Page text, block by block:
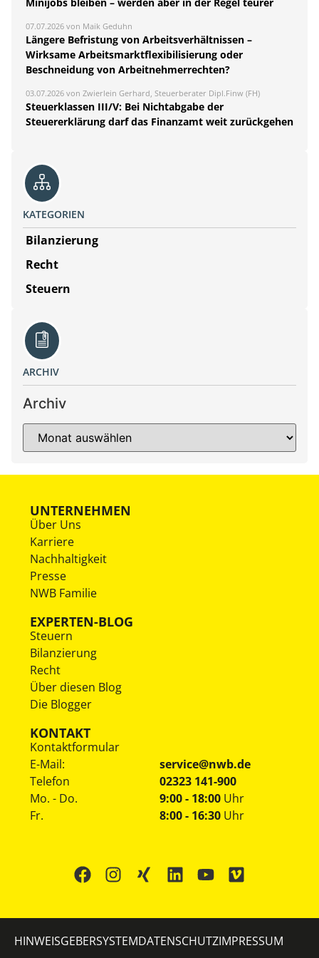
07.07.2026 von Maik Geduhn
Längere Befristung von Arbeitsverhältnissen –
Wirksame Arbeitsmarktflexibilisierung oder
Beschneidung von Arbeitnehmerrechten?
03.07.2026 von Zwierlein Gerhard, Steuerberater Dipl.Finw (FH)
Steuerklassen III/V: Bei Nichtabgabe der
Steuererklärung darf das Finanzamt weit zurückgehen
KATEGORIEN
Bilanzierung
Recht
Steuern
ARCHIV
Archiv
UNTERNEHMEN
Über Uns
Karriere
Nachhaltigkeit
Presse
NWB Familie
EXPERTEN-BLOG
Steuern
Bilanzierung
Recht
Über diesen Blog
Die Blogger
KONTAKT
Kontaktformular
E-Mail:
service@nwb.de
Telefon
02323 141-900
Mo. - Do.
Fr.
9:00 - 18:00 Uhr
8:00 - 16:30 Uhr
HINWEISGEBERSYSTEMDATENSCHUTZIMPRESSUM